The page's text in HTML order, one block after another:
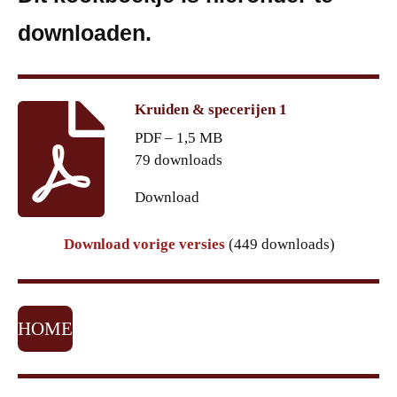
downloaden.
Kruiden & specerijen 1
PDF – 1,5 MB
79 downloads
Download
Download vorige versies (449 downloads)
HOME